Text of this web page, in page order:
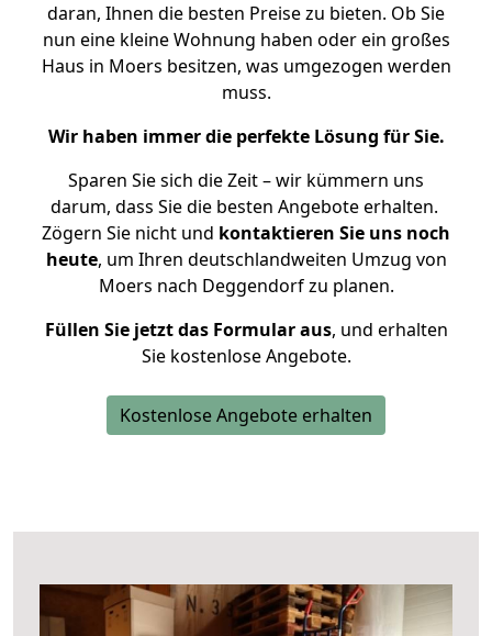
daran, Ihnen die besten Preise zu bieten. Ob Sie
nun eine kleine Wohnung haben oder ein großes
Haus in Moers besitzen, was umgezogen werden
muss.
Wir haben immer die perfekte Lösung für Sie.
Sparen Sie sich die Zeit – wir kümmern uns
darum, dass Sie die besten Angebote erhalten.
Zögern Sie nicht und kontaktieren Sie uns noch
heute, um Ihren deutschlandweiten Umzug von
Moers nach Deggendorf zu planen.
Füllen Sie jetzt das Formular aus, und erhalten
Sie kostenlose Angebote.
Kostenlose Angebote erhalten